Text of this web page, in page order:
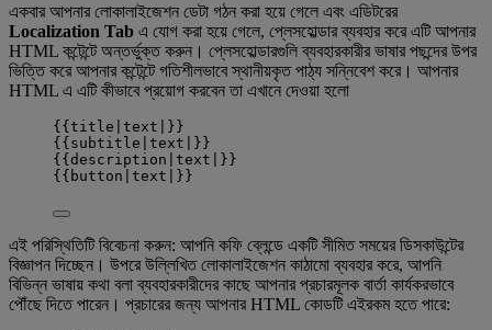
একবার আপনার লোকালাইজেশন ডেটা গঠন করা হয়ে গেলে এবং এডিটরের
Localization Tab এ যোগ করা হয়ে গেলে, প্লেসহোল্ডার ব্যবহার করে এটি আপনার
HTML কন্টেন্টে অন্তর্ভুক্ত করুন। প্লেসহোল্ডারগুলি ব্যবহারকারীর ভাষার পছন্দের উপর
ভিত্তি করে আপনার কন্টেন্টে গতিশীলভাবে স্থানীয়কৃত পাঠ্য সন্নিবেশ করে। আপনার
HTML এ এটি কীভাবে প্রয়োগ করবেন তা এখানে দেওয়া হলো
{{title|text|}}
{{subtitle|text|}}
{{description|text|}}
{{button|text|}}
এই পরিস্থিতিটি বিবেচনা করুন: আপনি কফি ব্লেন্ডে একটি সীমিত সময়ের ডিসকাউন্টের
বিজ্ঞাপন দিচ্ছেন। উপরে উল্লিখিত লোকালাইজেশন কাঠামো ব্যবহার করে, আপনি
বিভিন্ন ভাষায় কথা বলা ব্যবহারকারীদের কাছে আপনার প্রচারমূলক বার্তা কার্যকরভাবে
পৌঁছে দিতে পারেন। প্রচারের জন্য আপনার HTML কোডটি এইরকম হতে পারে: